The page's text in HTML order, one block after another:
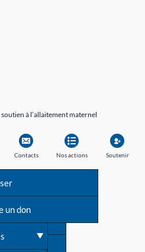
à l’allaitement maternel
?
Contacts
tous les
Nos actions Soutenir
un don